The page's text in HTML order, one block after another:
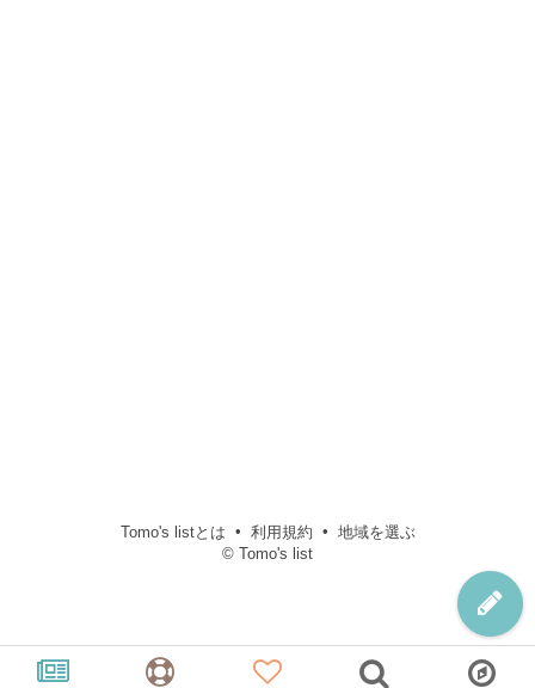
Tomo's listとは 利用規約
地域を選ぶ
© Tomo's list